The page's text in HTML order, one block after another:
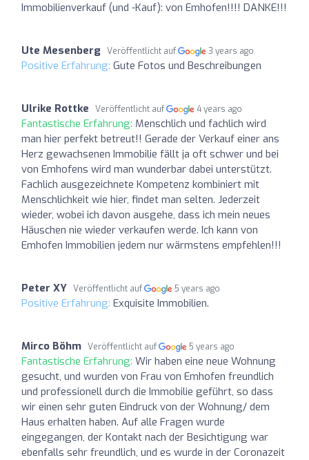
Immobilienverkauf (und -Kauf): von Emhofen!!!! DANKE!!!
Ute Mesenberg Veröffentlicht auf 3 years ago
Positive Erfahrung: Gute Fotos und Beschreibungen
Ulrike Rottke Veröffentlicht auf 4 years ago
Fantastische Erfahrung: Menschlich und fachlich wird
man hier perfekt betreut!! Gerade der Verkauf einer ans
Herz gewachsenen Immobilie fällt ja oft schwer und bei
von Emhofens wird man wunderbar dabei unterstützt.
Fachlich ausgezeichnete Kompetenz kombiniert mit
Menschlichkeit wie hier, findet man selten. Jederzeit
wieder, wobei ich davon ausgehe, dass ich mein neues
Häuschen nie wieder verkaufen werde. Ich kann von
Emhofen Immobilien jedem nur wärmstens empfehlen!!!
Peter XY Veröffentlicht auf 5 years ago
Positive Erfahrung: Exquisite Immobilien.
Mirco Böhm Veröffentlicht auf 5 years ago
Fantastische Erfahrung: Wir haben eine neue Wohnung
gesucht, und wurden von Frau von Emhofen freundlich
und professionell durch die Immobilie geführt, so dass
wir einen sehr guten Eindruck von der Wohnung/ dem
Haus erhalten haben. Auf alle Fragen wurde
eingegangen, der Kontakt nach der Besichtigung war
ebenfalls sehr freundlich, und es wurde in der Coronazeit